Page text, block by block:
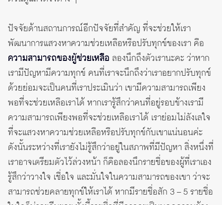
ปัจจัยด้านสถานการณ์อีกปัจจัยที่สำคัญ ที่จะช่วยให้เรา
พัฒนาการแสวงหาความช่วยเหลือหรือปรับทุกข์ของเรา คือ
ความสามารถของผู้ช่วยเหลือ ลองนึกถึงตัวเรานะคะ ว่าหาก
เรามีปัญหามีความทุกข์ คนที่เราจะนึกถึงว่าเราอยากปรับทุกข์
ด้วยย่อมจะเป็นคนที่เราประเมินว่า เขามีความสามารถเพียง
พอที่จะช่วยเหลือเราได้ หากเรารู้สึกว่าคนที่อยู่รอบข้างเรามี
ความสามารถเพียงพอที่จะช่วยเหลือเราได้ เราย่อมไม่ลังเลใจ
ที่จะแสวงหาความช่วยเหลือหรือปรับทุกข์กับเขาแน่นอนค่ะ
ดังนั้นระหว่างที่เรายังไม่รู้สึกว่าอยู่ในสภาพที่มีปัญหา สิ่งหนึ่งที่
เราอาจเตรียมตัวไว้ล่วงหน้า ก็คือลองนึกรายชื่อของผู้ที่เราเอง
รู้สึกว่าวางใจ เชื่อใจ และมั่นใจในความสามารถของเขา ว่าจะ
สามารถช่วยคลายทุกข์ให้เราได้ หากมีรายชื่อสัก 3 – 5 รายชื่อ